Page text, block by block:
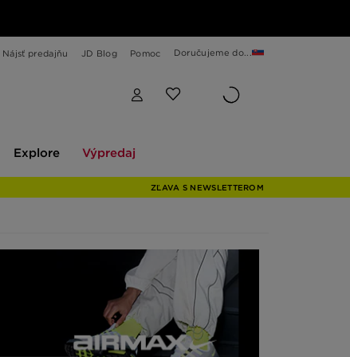
Nájsť predajňu JD Blog Pomoc Doručujeme do...
Explore Výpredaj
ZĽAVA S NEWSLETTEROM